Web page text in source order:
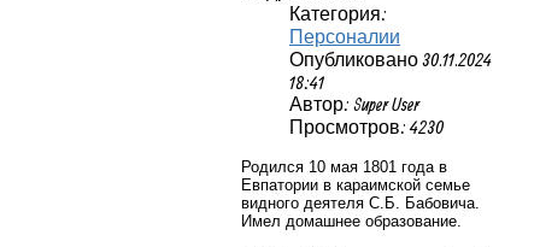
Категория:
Персоналии
Опубликовано 30.11.2024
18:41
Автор: Super User
Просмотров: 4230
Родился 10 мая 1801 года в
Евпатории в караимской семье
видного деятеля С.Б. Бабовича.
Имел домашнее образование.